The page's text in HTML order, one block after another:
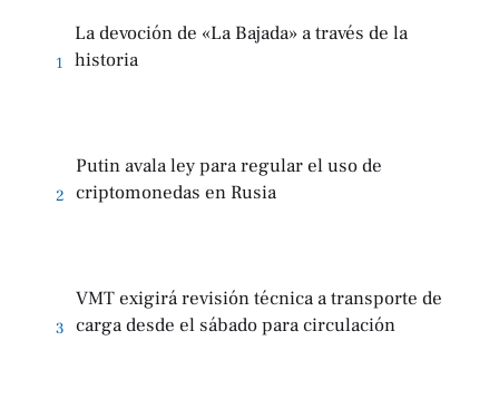
1
La devoción de «La Bajada» a través de la
historia
2
Putin avala ley para regular el uso de
criptomonedas en Rusia
3
VMT exigirá revisión técnica a transporte de
carga desde el sábado para circulación